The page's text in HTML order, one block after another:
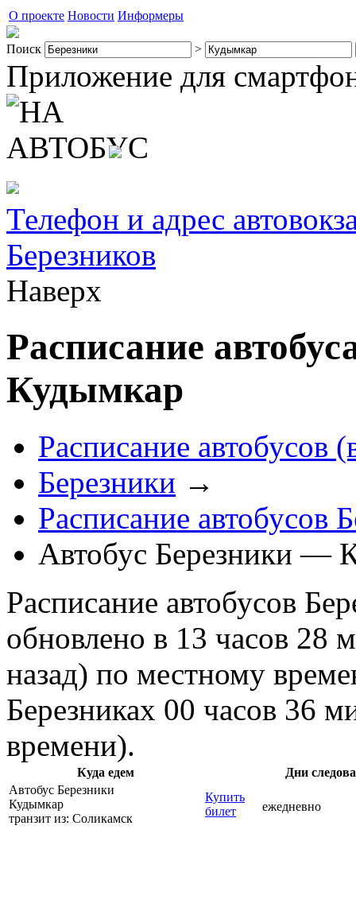
О проекте Новости Информеры
Поиск >
Приложение для
Телефон и адрес
Березников
Наверх
Расписание
Кудымкар
Расписание автобусов
Березники →
Расписание автобусов
Автобус Березники —
Расписание автобусов
обновлено в 13 часов 28
назад) по местному
Березниках 00 часов 36
времени).
Куда едем
Дни
Автобус Березники
Кудымкар
транзит из: Соликамск
Купить
билет
ежедневно